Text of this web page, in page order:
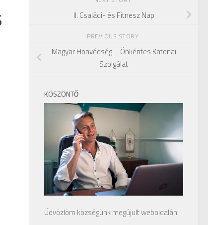
II. Családi- és Fitnesz Nap
PREVIOUS STORY
Magyar Honvédség – Önkéntes Katonai
Szolgálat
KÖSZÖNTŐ
Üdvözlöm községünk megújult weboldalán!